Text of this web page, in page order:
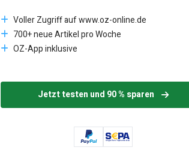
Voller Zugriff auf www.oz-online.de
700+ neue Artikel pro Woche
OZ-App inklusive
Jetzt testen und 90 % sparen